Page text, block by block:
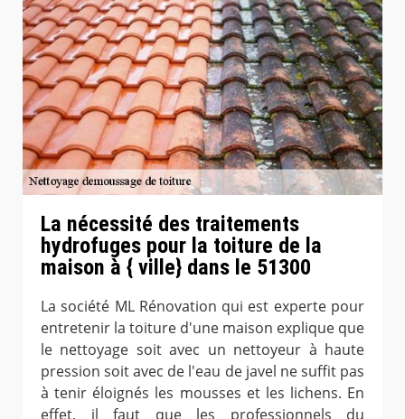
La nécessité des traitements
hydrofuges pour la toiture de la
maison à { ville} dans le 51300
La société ML Rénovation qui est experte pour
entretenir la toiture d'une maison explique que
le nettoyage soit avec un nettoyeur à haute
pression soit avec de l'eau de javel ne suffit pas
à tenir éloignés les mousses et les lichens. En
effet, il faut que les professionnels du